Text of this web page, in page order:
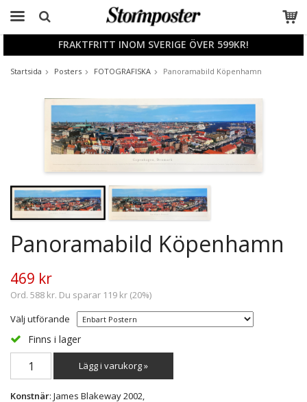
FRAKTFRITT INOM SVERIGE ÖVER 599KR!
Startsida Posters FOTOGRAFISKA Panoramabild Köpenhamn
Panoramabild Köpenhamn
469 kr
Ord. 588 kr. Du sparar 119 kr (20%)
Välj utförande
Finns i lager
Lägg i varukorg »
Konstnär: James Blakeway 2002,